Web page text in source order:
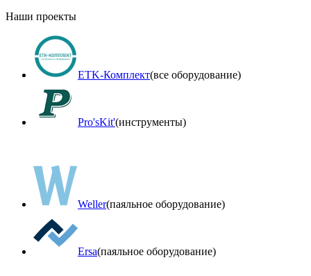
Наши проекты
ETK-Комплект(все оборудование)
Pro'sKit'(инструменты)
Weller(паяльное оборудование)
Ersa(паяльное оборудование)